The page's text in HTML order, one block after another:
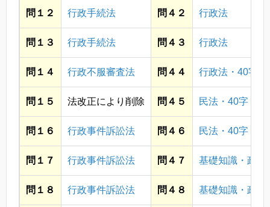
問１２ 行政手続法 問４２ 行政法
問１３ 行政手続法 問４３ 行政法
問１４ 行政不服審査法 問４４ 行政法・40字
問１５ 法改正により削除 問４５ 民法・40字
問１６ 行政事件訴訟法 問４６ 民法・40字
問１７ 行政事件訴訟法 問４７ 基礎知識・政治
問１８ 行政事件訴訟法 問４８ 基礎知識・政治